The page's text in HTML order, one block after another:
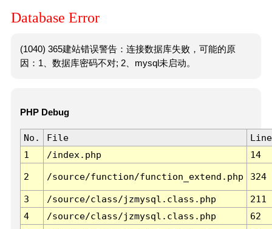
Database Error
(1040) 365建站错误警告：连接数据库失败，可能的原
因：1、数据库密码不对; 2、mysql未启动。
PHP Debug
No. File
Line
1
/index.php 14
2 /source/function/function_extend.php 324
3 /source/class/jzmysql.class.php
211
4
/source/class/jzmysql.class.php
62